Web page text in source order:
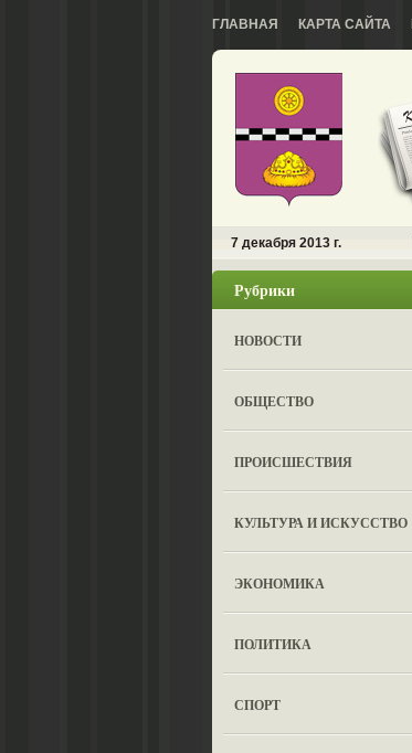
ГЛАВНАЯ КАРТА САЙТА
7 декабря 2013 г.
Рубрики
НОВОСТИ
ОБЩЕСТВО
ПРОИСШЕСТВИЯ
КУЛЬТУРА И ИСКУССТВО
ЭКОНОМИКА
ПОЛИТИКА
СПОРТ